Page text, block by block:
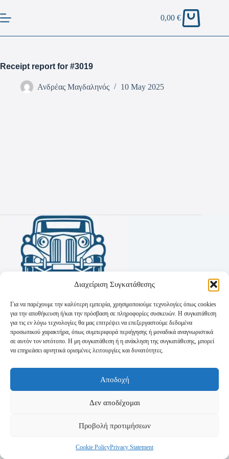
Διαχείριση Συγκατάθεσης
Για να παρέχουμε την καλύτερη εμπειρία, χρησιμοποιούμε τεχνολογίες όπως cookies
για την αποθήκευση ή/και την πρόσβαση σε πληροφορίες συσκευών. Η συγκατάθεση
για τις εν λόγω τεχνολογίες θα μας επιτρέψει να επεξεργαστούμε δεδομένα
προσωπικού χαρακτήρα, όπως συμπεριφορά περιήγησης ή μοναδικά αναγνωριστικά
σε αυτόν τον ιστότοπο. Η μη συγκατάθεση ή η ανάκληση της συγκατάθεσης, μπορεί
να επηρεάσει αρνητικά ορισμένες λειτουργίες και δυνατότητες.
Αποδοχή
Δεν αποδέχομαι
Προβολή προτιμήσεων
Cookie PolicyPrivacy Statement
0,00€
Receipt report for #3019
Ανδρέας Μαγδαληνός 10 May 2025
Πολιτική Απορρήτου
Τρόποι Αποστολής
Τρόποι Πληρωμής